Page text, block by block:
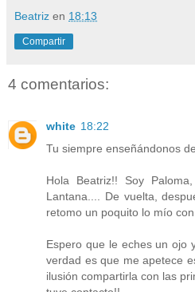
Beatriz en 18:13
Compartir
4 comentarios:
white 18:22
Tu siempre enseñándonos
Hola Beatriz!! Soy
Lantana.... De vuelta,
retomo un poquito lo mío
Espero que le eches un ojo
verdad es que me apetece
ilusión compartirla con las